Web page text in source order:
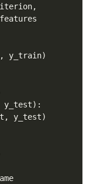
y_train)
y_test):
y_test)